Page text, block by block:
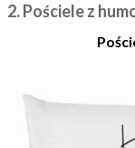
2. Pościele z